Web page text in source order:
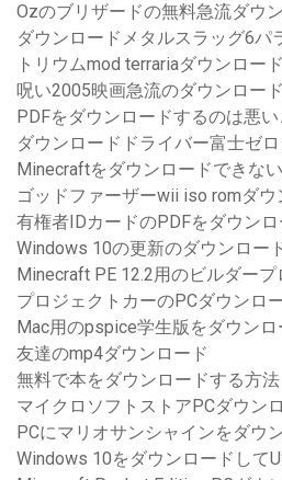
Ozのブリザードの無料急流ダウ
ダウンロードメタルスラッグ6パ
トリウムmod terrariaダウンロード
呪い2005映画急流のダウンロード
PDFをダウンロードするのは悪
ダウンロードドライバー富士ゼ
Minecraftをダウンロードできな
ゴッドファーザーwii iso romダウ
有権者IDカードのPDFをダウンロ
Windows 10の更新のダウンロー
Minecraft PE 12.2用のビルダー
プロジェクトカーのPCダウンロ
Mac用のpspice学生版をダウンロ
友達のmp4ダウンロード
無料で本をダウンロードする方法
マイクロソフトストアPCダウン
PCにマリオサンシャインをダウ
Windows 10をダウンロードして